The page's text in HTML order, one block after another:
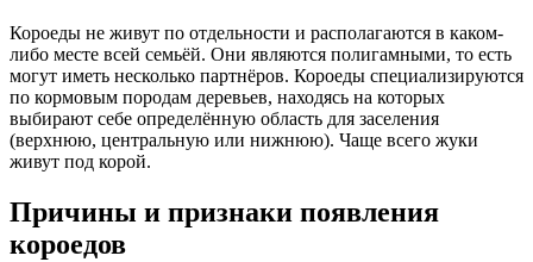
Короеды не живут по отдельности и располагаются в каком-
либо месте всей семьёй. Они являются полигамными, то есть
могут иметь несколько партнёров. Короеды специализируются
по кормовым породам деревьев, находясь на которых
выбирают себе определённую область для заселения
(верхнюю, центральную или нижнюю). Чаще всего жуки
живут под корой.
Причины и признаки появления
короедов